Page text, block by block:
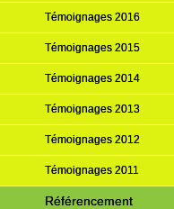
Témoignages 2016
Témoignages 2015
Témoignages 2014
Témoignages 2013
Témoignages 2012
Témoignages 2011
Référencement